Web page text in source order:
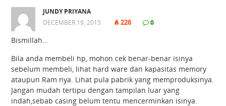
JUNDY PRIYANA
DECEMBER 19, 2015
226 0
Bismillah…
Bila anda membeli hp, mohon cek benar-benar isinya
sebelum membeli, lihat hard ware dan kapasitas memory
ataupun Ram nya. Lihat pula pabrik yang memproduksinya.
Jangan mudah tertipu dengan tampilan luar yang
indah,sebab casing belum tentu mencerminkan isinya.